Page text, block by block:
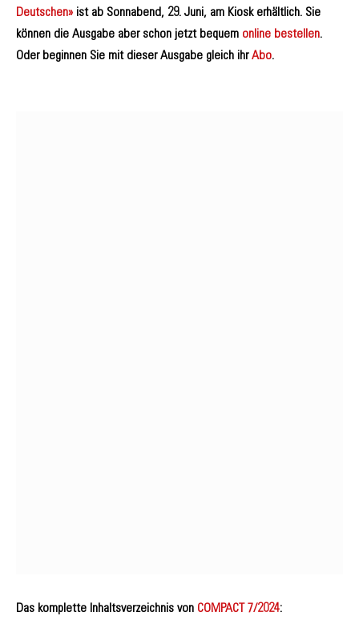
Deutschen» ist ab Sonnabend, 29. Juni, am Kiosk erhältlich. Sie
können die Ausgabe aber schon jetzt bequem online bestellen.
Oder beginnen Sie mit dieser Ausgabe gleich ihrAbo.
Das komplette Inhaltsverzeichnis von COMPACT 7/2024: